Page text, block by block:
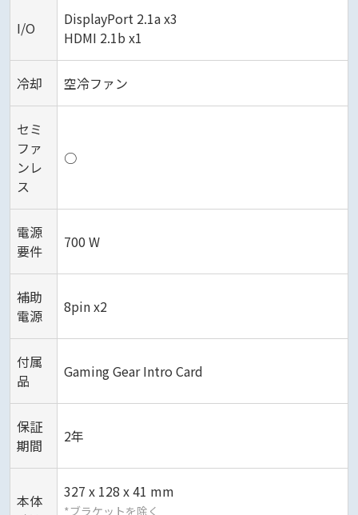
I/O
DisplayPort 2.1a x3
HDMI 2.1b x1
冷却 空冷ファン
セミ
ファ
ンレ
ス
○
電源
要件
700 W
補助
電源
8pin x2
付属
品
Gaming Gear Intro Card
保証
期間
2年
本体
327 x 128 x 41 mm
*ブラケットを除く